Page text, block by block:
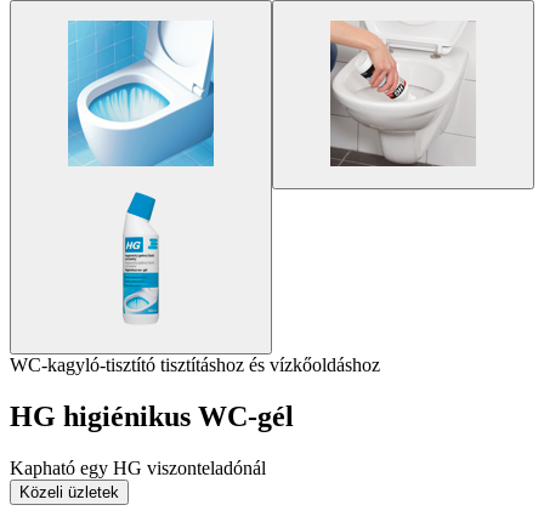
WC-kagyló-tisztító tisztításhoz és vízkőoldáshoz
HG higiénikus WC-gél
Kapható egy HG viszonteladónál
Közeli üzletek